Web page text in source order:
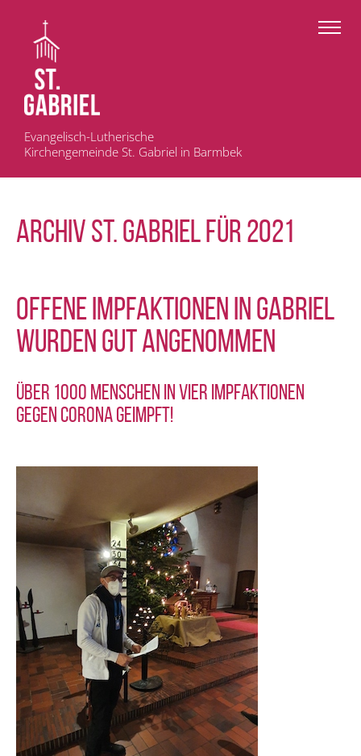
Evangelisch-Lutherische
Kirchengemeinde St. Gabriel in Barmbek
ARCHIV St. Gabriel für 2021
Offene Impfaktionen in Gabriel
wurden gut angenommen
Über 1000 Menschen in vier Impfaktionen
gegen Corona geimpft!